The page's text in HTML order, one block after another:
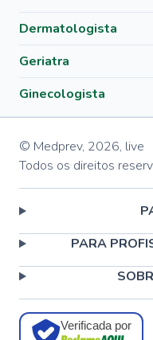
Dermatologista
Geriatra
Ginecologista
© Medprev, 2026, live
Todos os direitos
PARA
Verificada por